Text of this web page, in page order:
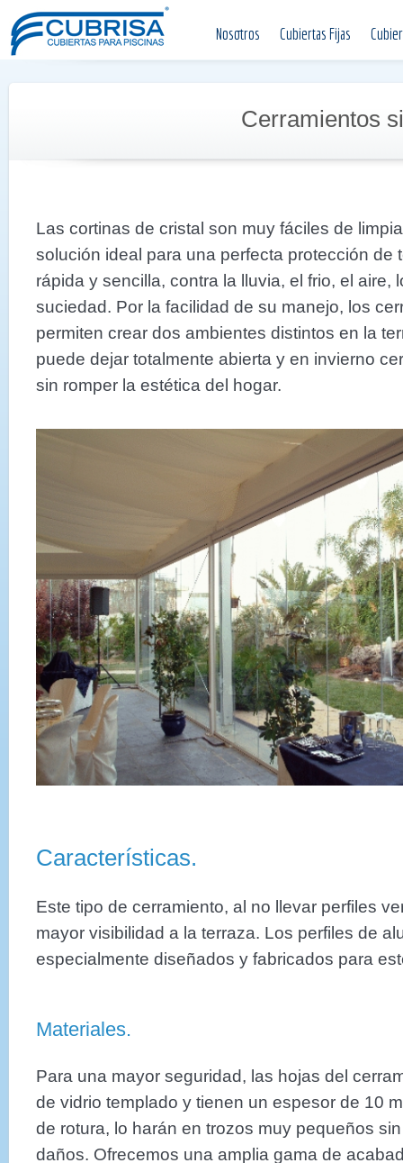
Nosotros Cubiertas Fijas
Cerramientos
Las cortinas de cristal son muy fáciles de
solución ideal para una perfecta protección de
rápida y sencilla, contra la lluvia, el frio, el aire,
suciedad. Por la facilidad de su manejo, los
permiten crear dos ambientes distintos en la
puede dejar totalmente abierta y en invierno
sin romper la estética del hogar.
Características.
Este tipo de cerramiento, al no llevar perfiles
mayor visibilidad a la terraza. Los perfiles de
especialmente diseñados y fabricados para
Materiales.
Para una mayor seguridad, las hojas del
de vidrio templado y tienen un espesor de 10
de rotura, lo harán en trozos muy pequeños
daños. Ofrecemos una amplia gama de